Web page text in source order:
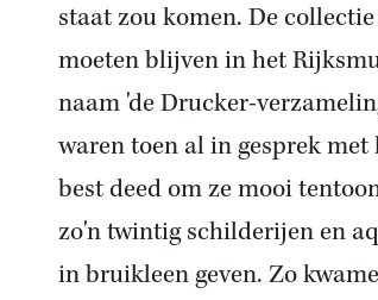
staat zou komen. De
moeten blijven in het
naam 'de Drucker-
waren toen al in gesprek
best deed om ze mooi
zo'n twintig schilderijen en
in bruikleen geven. Zo